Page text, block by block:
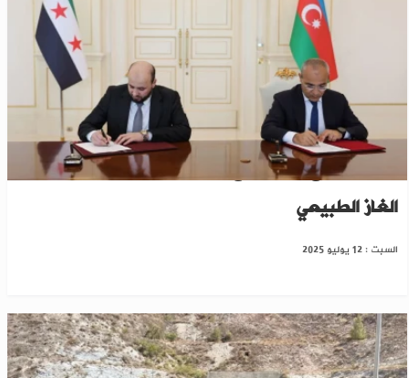
سوريا توقّع اتفاقاً مع “سوكار” الأذربيجانية لتوريد
الغاز الطبيعي
السبت : 12 يوليو 2025